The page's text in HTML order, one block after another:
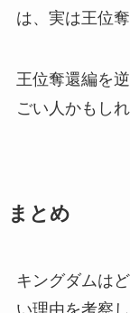
は、実は王位
王位奪還編を
ごい人かもし
まとめ
キングダムは
い理由を考察